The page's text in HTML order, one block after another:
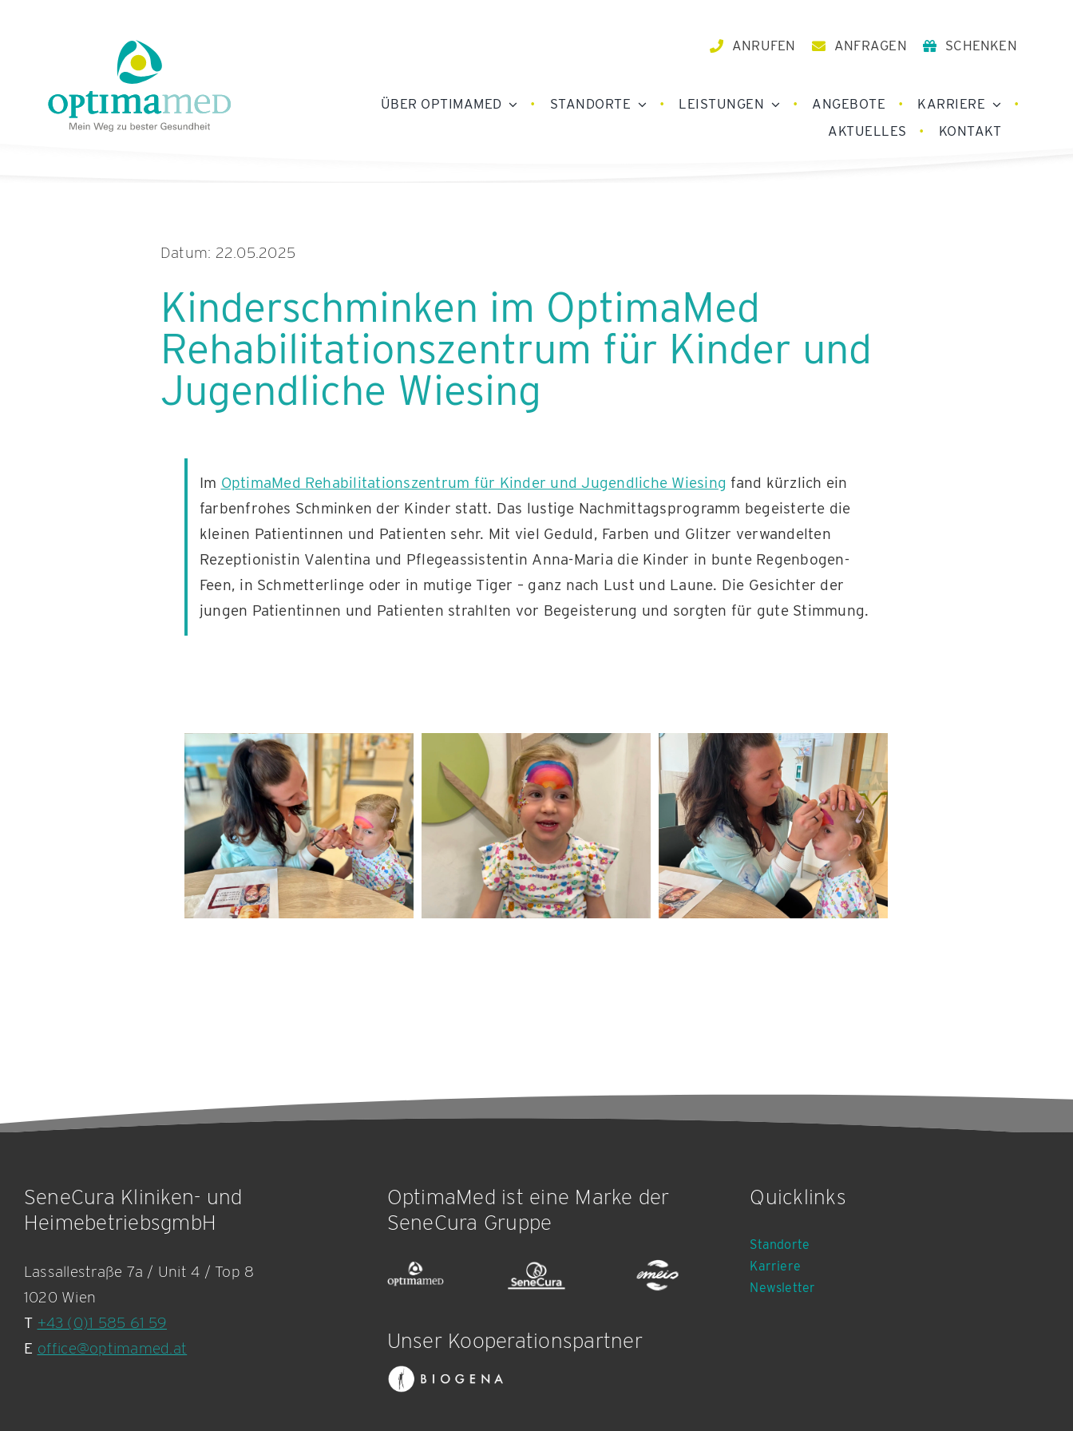
ANRUFEN ANFRAGEN SCHENKEN
ÜBER OPTIMAMED STANDORTE LEISTUNGEN ANGEBOTE
KARRIERE
AKTUELLES
KONTAKT
Datum: 22.05.2025
Kinderschminken im OptimaMed
Rehabilitationszentrum für Kinder und
Jugendliche Wiesing
Im OptimaMed Rehabilitationszentrum für Kinder und Jugendliche Wiesing fand kürzlich ein
farbenfrohes Schminken der Kinder statt. Das lustige Nachmittagsprogramm begeisterte die
kleinen Patientinnen und Patienten sehr. Mit viel Geduld, Farben und Glitzer verwandelten
Rezeptionistin Valentina und Pflegeassistentin Anna-Maria die Kinder in bunte Regenbogen-
Feen, in Schmetterlinge oder in mutige Tiger – ganz nach Lust und Laune. Die Gesichter der
jungen Patientinnen und Patienten strahlten vor Begeisterung und sorgten für gute Stimmung.
SeneCura Kliniken- und
HeimebetriebsgmbH
Lassallestraße 7a / Unit 4 / Top 8
1020 Wien
T +43 (0)1 585 61 59
E office@optimamed.at
OptimaMed ist eine Marke der
SeneCura Gruppe
Unser Kooperationspartner
Quicklinks
Standorte
Karriere
Newsletter